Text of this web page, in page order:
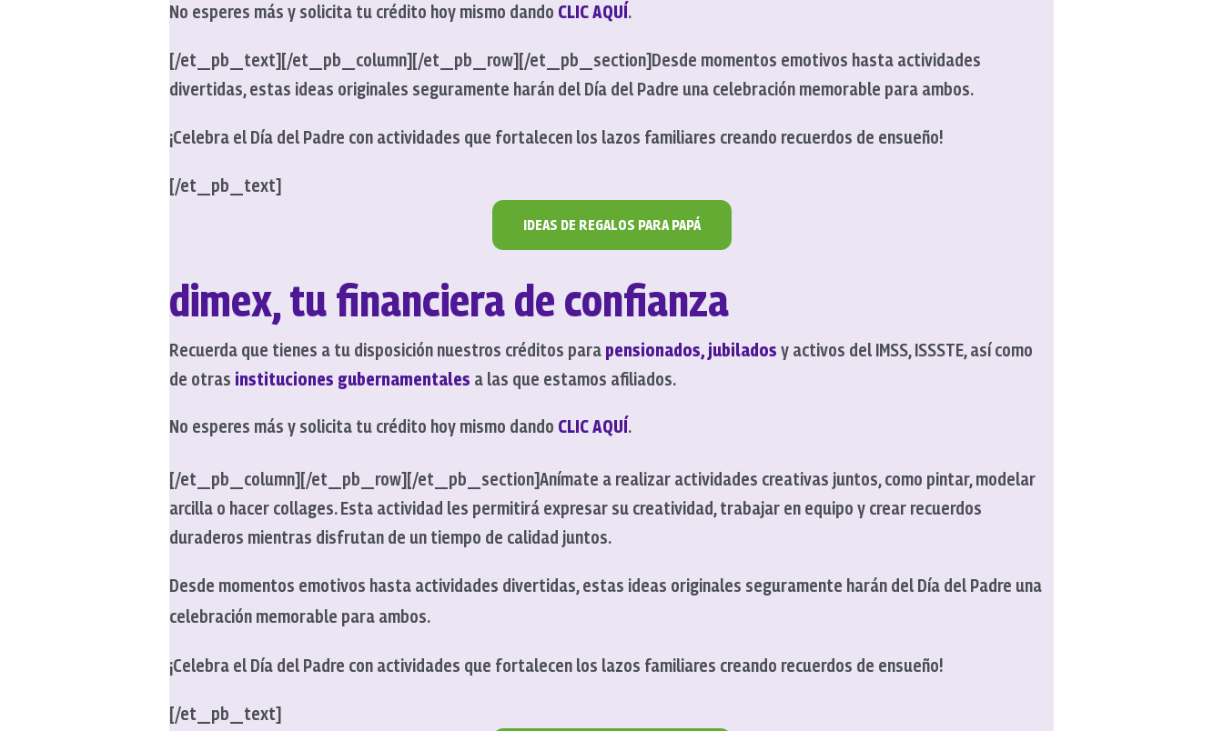
No esperes más y solicita tu crédito hoy mismo dando CLIC AQUÍ.
[/et_pb_text][/et_pb_column][/et_pb_row][/et_pb_section]Desde momentos emotivos hasta actividades
divertidas, estas ideas originales seguramente harán del Día del Padre una celebración memorable para ambos.
¡Celebra el Día del Padre con actividades que fortalecen los lazos familiares creando recuerdos de ensueño!
[/et_pb_text]
IDEAS DE REGALOS PARA PAPÁ
dimex, tu financiera de confianza
Recuerda que tienes a tu disposición nuestros créditos para pensionados, jubilados y activos del IMSS, ISSSTE, así como
de otras instituciones gubernamentales a las que estamos afiliados.
No esperes más y solicita tu crédito hoy mismo dando CLIC AQUÍ.
[/et_pb_column][/et_pb_row][/et_pb_section]Anímate a realizar actividades creativas juntos, como pintar, modelar
arcilla o hacer collages. Esta actividad les permitirá expresar su creatividad, trabajar en equipo y crear recuerdos
duraderos mientras disfrutan de un tiempo de calidad juntos.
Desde momentos emotivos hasta actividades divertidas, estas ideas originales seguramente harán del Día del Padre una
celebración memorable para ambos.
¡Celebra el Día del Padre con actividades que fortalecen los lazos familiares creando recuerdos de ensueño!
[/et_pb_text]